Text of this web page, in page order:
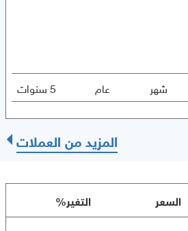
شهر عام 5 سنوات
المزيد من العملات
السعر التغير%